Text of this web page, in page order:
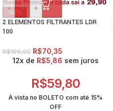
-65%
- +
2 ELEMENTOS FILTRANTES LDR
100
R$199,00 R$70,35
12x de R$5,86 sem juros
R$59,80
À vista no BOLETO com até 15%
OFF